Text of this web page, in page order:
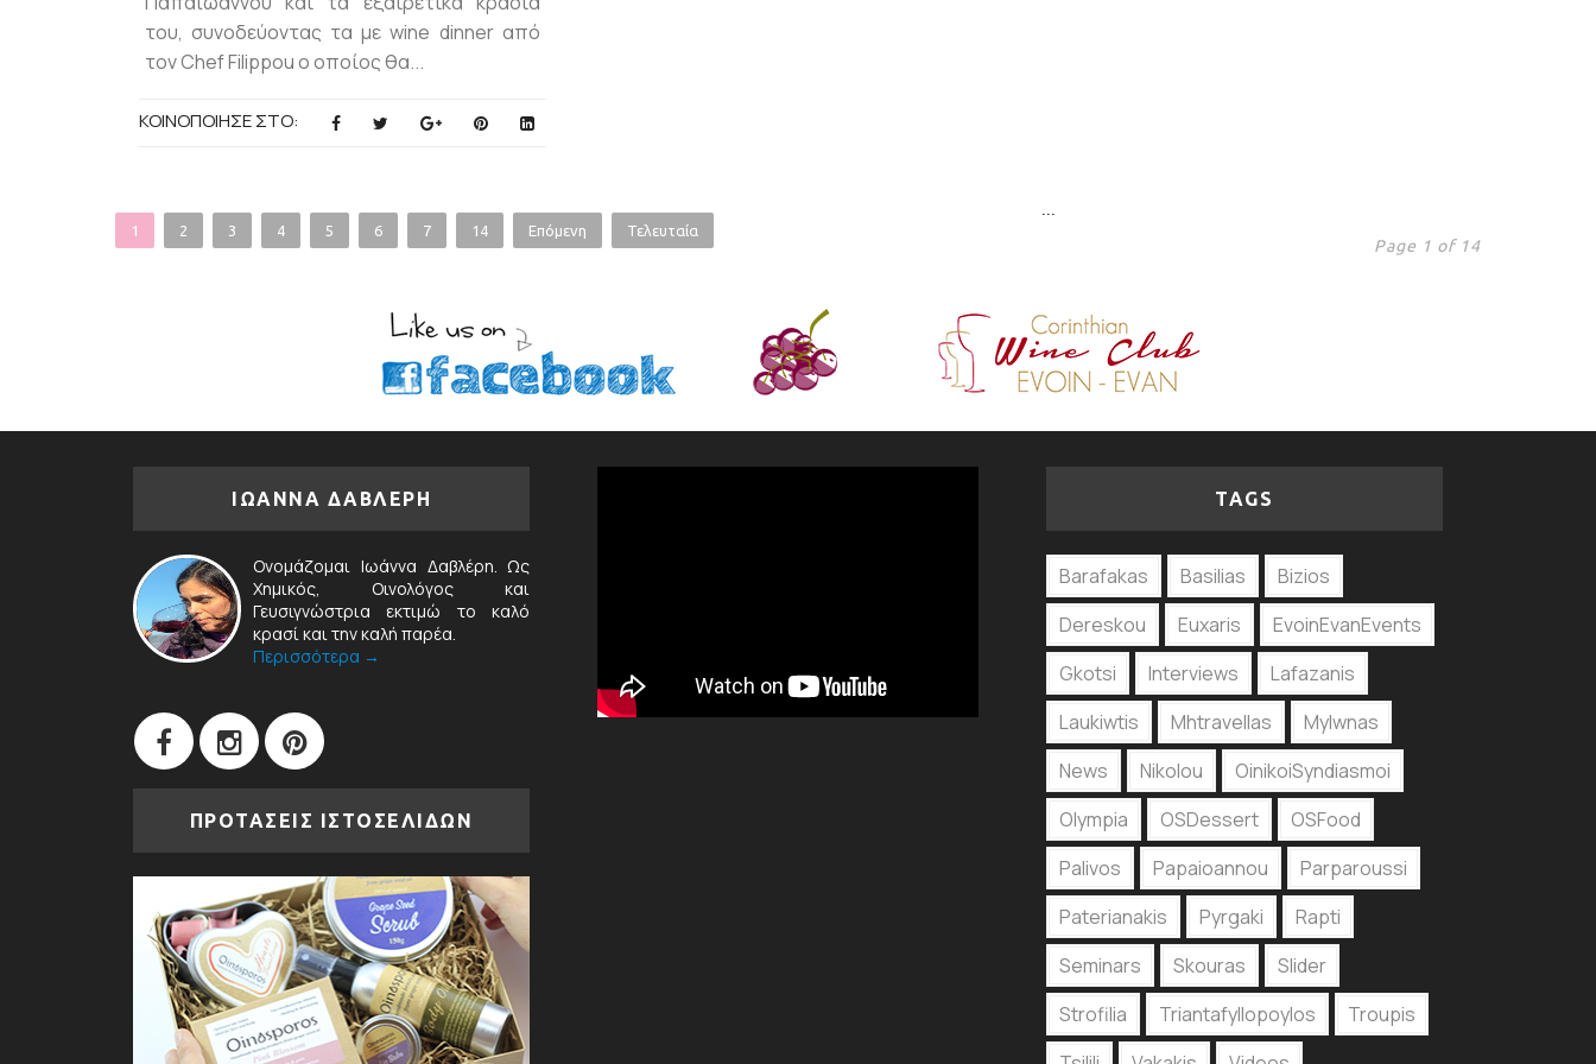
του, συνοδεύοντας τα με wine dinner από
τον Chef Filippou ο οποίος θα...
ΚΟΙΝΟΠΟΙΗΣΕ ΣΤΟ:
1 2 3 4 5 6 7
...
14 Επόμενη Τελευταία
Page 1 of 14
ΙΩΑΝΝΑ ΔΑΒΛΕΡΗ
Ονομάζομαι Ιωάννα Δαβλέρη. Ως
Χημικός, Οινολόγος και
Γευσιγνώστρια εκτιμώ το καλό
κρασί και την καλή παρέα.
Περισσότερα →
ΠΡΟΤΑΣΕΙΣ ΙΣΤΟΣΕΛΙΔΩΝ
TAGS
Barafakas Basilias
Bizios
Dereskou
Euxaris
EvoinEvanEvents
Gkotsi
Interviews
Lafazanis
Laukiwtis
Mhtravellas
Mylwnas
News
Nikolou
OinikoiSyndiasmoi
Olympia
OSDessert
OSFood
Palivos
Papaioannou
Parparoussi
Paterianakis
Pyrgaki
Rapti
Seminars
Skouras
Slider
Strofilia
Triantafyllopoylos
Troupis